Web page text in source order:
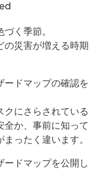
く季節。
の災害が増える時期
ードマップの確認を
クにさらされている
全か、事前に知って
ったく違います。
ードマップを公開し